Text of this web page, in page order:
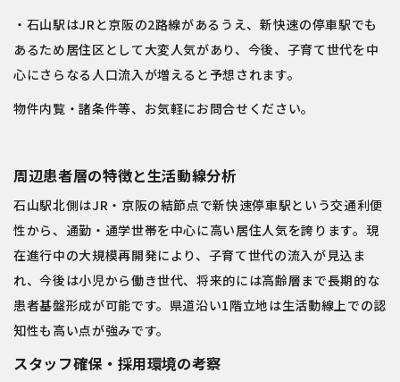
・石山駅はJRと京阪の2路線があるうえ、新快速の停車駅でも
あるため居住区として大変人気があり、今後、子育て世代を中
心にさらなる人口流入が増えると予想されます。
物件内覧・諸条件等、お気軽にお問合せください。
周辺患者層の特徴と生活動線分析
石山駅北側はJR・京阪の結節点で新快速停車駅という交通利便
性から、通勤・通学世帯を中心に高い居住人気を誇ります。現
在進行中の大規模再開発により、子育て世代の流入が見込ま
れ、今後は小児から働き世代、将来的には高齢層まで長期的な
患者基盤形成が可能です。県道沿い1階立地は生活動線上での認
知性も高い点が強みです。
スタッフ確保・採用環境の考察